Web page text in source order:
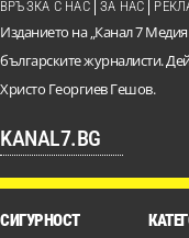
Изданието на „Канал 7
българските журналисти.
Христо Георгиев Гешов.
KANAL7.BG
ВРЪЗКА С НАС ЗА НАС
СИГУРНОСТ